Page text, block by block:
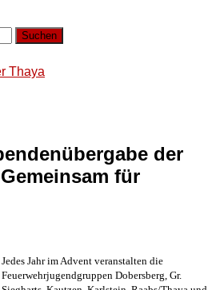
der
für
Jedes Jahr im Advent veranstalten die
Feuerwehrjugendgruppen Dobersberg, Gr.